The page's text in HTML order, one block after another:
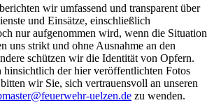
wir umfassend und transparent über
und Einsätze, einschließlich
nur aufgenommen wird, wenn die Situation
uns strikt und ohne Ausnahme an den
schützen wir die Identität von Opfern.
hinsichtlich der hier veröffentlichten Fotos
wir Sie, sich vertrauensvoll an unseren
uelzen.de zu wenden.